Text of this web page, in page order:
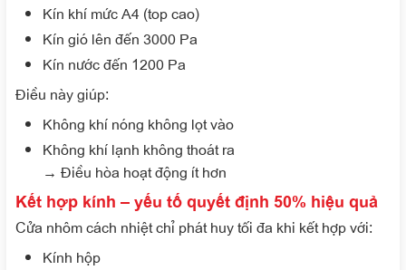
Kín khí mức A4 (top cao)
Kín gió lên đến 3000 Pa
Kín nước đến 1200 Pa
Điều này giúp:
Không khí nóng không lọt vào
Không khí lạnh không thoát ra
→ Điều hòa hoạt động ít hơn
Kết hợp kính – yếu tố quyết định 50% hiệu quả
Cửa nhôm cách nhiệt chỉ phát huy tối đa khi kết hợp với:
Kính hộp